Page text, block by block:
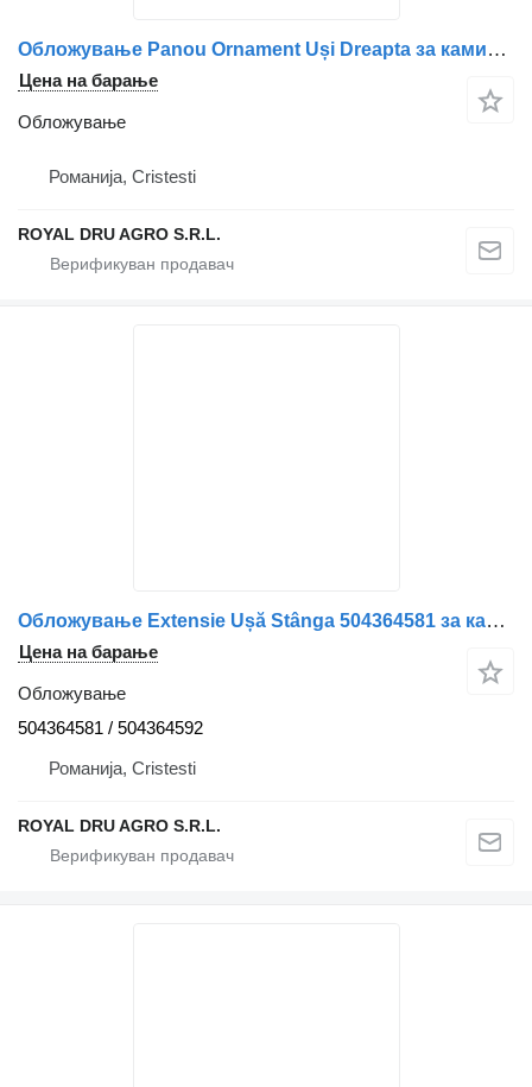
Обложување Panou Ornament Uși Dreapta за камион IVECO 5801583776/5802102462
Цена на барање
Обложување
Романија, Cristesti
ROYAL DRU AGRO S.R.L.
Обложување Extensie Ușă Stânga 504364581 за камион IVECO 504364581/504364592 Albă
Цена на барање
Обложување
504364581 / 504364592
Романија, Cristesti
ROYAL DRU AGRO S.R.L.